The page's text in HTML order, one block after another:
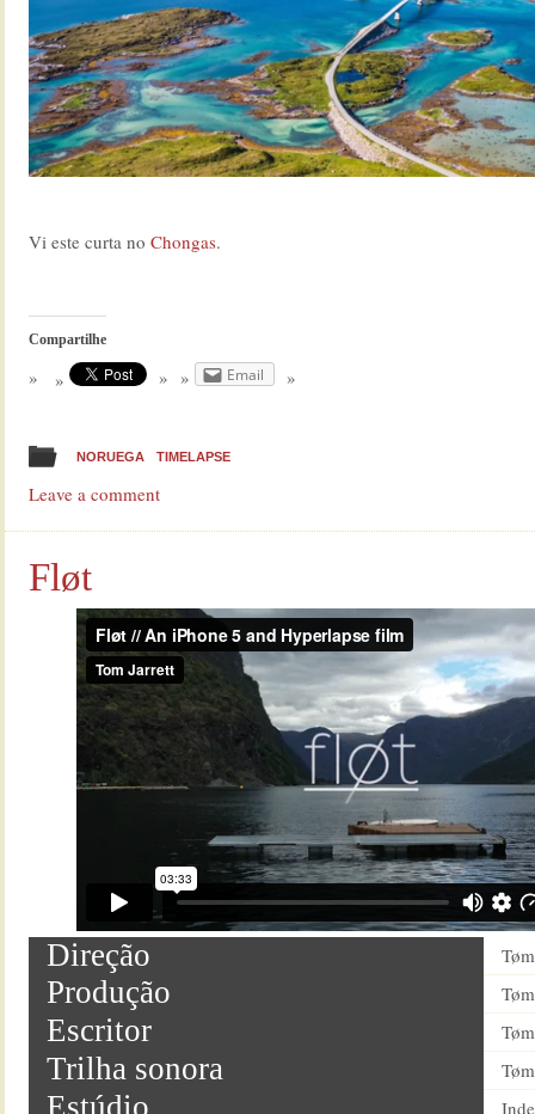
Vi este curta no Chongas.
Compartilhe
Email
NORUEGA TIMELAPSE
Leave a comment
Fløt
Direção
Produção
Escritor
Trilha sonora